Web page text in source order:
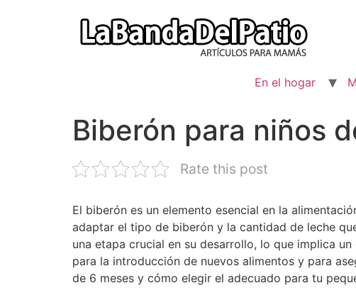
En el hogar
Biberón para niños
Rate this post
El biberón es un elemento esencial en la
adaptar el tipo de biberón y la cantidad de leche
una etapa crucial en su desarrollo, lo que implica
para la introducción de nuevos alimentos y para
de 6 meses y cómo elegir el adecuado para tu